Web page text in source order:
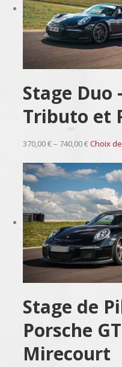
Stage Duo
Tributo et
370,00 € – 740,00 €Choix
Stage de
Porsche
Mirecourt